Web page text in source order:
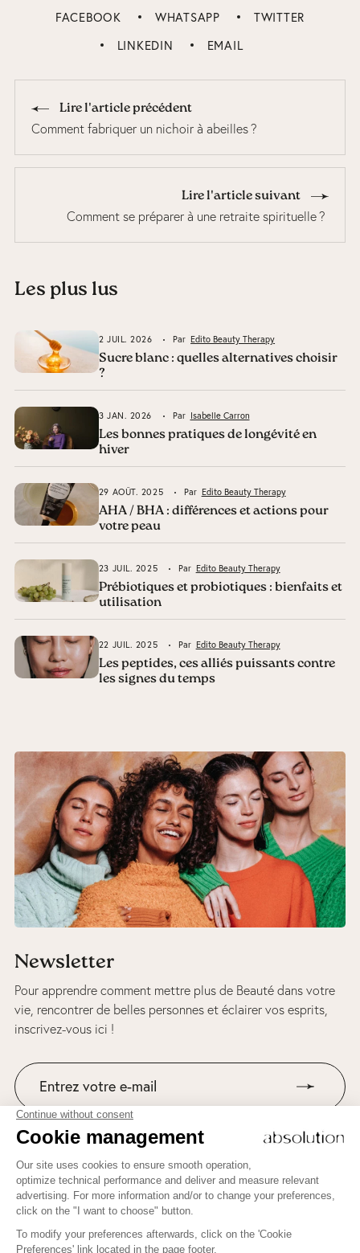
FACEBOOK WHATSAPP
TWITTER
LINKEDIN
EMAIL
Lire l'article précédent
Comment fabriquer un nichoir à abeilles ?
Lire l'article suivant
Comment se préparer à une retraite spirituelle ?
Les plus lus
2 JUIL. 2026 Par Edito Beauty Therapy
Sucre blanc : quelles alternatives choisir
?
3 JAN. 2026 Par Isabelle Carron
Les bonnes pratiques de longévité en
hiver
29 AOÛT. 2025 Par Edito Beauty Therapy
AHA / BHA : différences et actions pour
votre peau
23 JUIL. 2025 Par Edito Beauty Therapy
Prébiotiques et probiotiques : bienfaits et
utilisation
22 JUIL. 2025 Par Edito Beauty Therapy
Les peptides, ces alliés puissants contre
les signes du temps
Newsletter
Pour apprendre comment mettre plus de Beauté dans votre
vie, rencontrer de belles personnes et éclairer vos esprits,
inscrivez-vous ici !
Suivez-nous sur Instagram
NEWSLETTER ABSOLUTION ET BEAUTY THERAPY
Therapy » !
Pour apprendre comment mettre plus de Beauté dans votre
inscrivez-vous ici !